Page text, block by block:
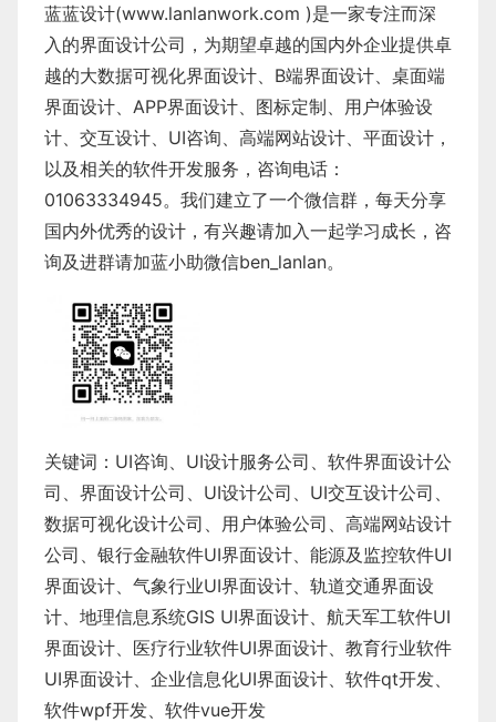
蓝蓝设计(www.lanlanwork.com )是一家专注而深
入的界面设计公司，为期望卓越的国内外企业提供卓
越的大数据可视化界面设计 B端界面设计
桌面端
界面设计
APP界面设计 图标定制
用户体验设
计
交互设计 UI咨询 高端网站设计 平面设计 ，
以及相关的软件开发服务，咨询电话：
01063334945。我们建立了一个微信群，每天分享
国内外优秀的设计，有兴趣请加入一起学习成长，咨
询及进群请加蓝小助微信ben_lanlan。
关键词： UI咨询 UI设计服务公司
软件界面设计公
司、界面设计公司、 UI设计公司 UI交互设计公司
数据可视化设计公司
用户体验公司
高端网站设计
公司
银行金融软件UI界面设计 能源及监控软件UI
界面设计
气象行业UI界面设计
轨道交通界面设
计
地理信息系统GIS UI界面设计 航天军工软件UI
界面设计
医疗行业软件UI界面设计
教育行业软件
UI界面设计
企业信息化UI界面设计、 软件qt开发
软件wpf开发
软件vue开发